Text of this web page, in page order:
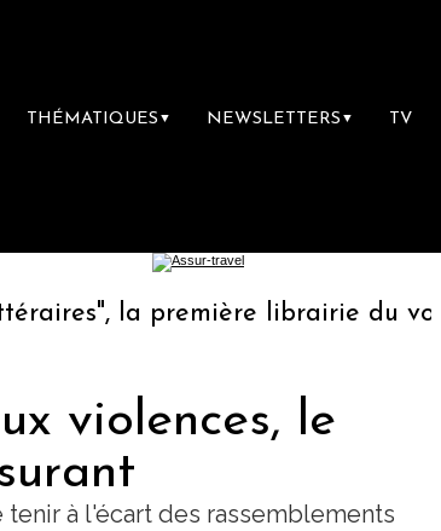
THÉMATIQUES ▼ NEWSLETTERS ▼ TV
la première librairie du voyage
violences, le
à l'écart des rassemblements